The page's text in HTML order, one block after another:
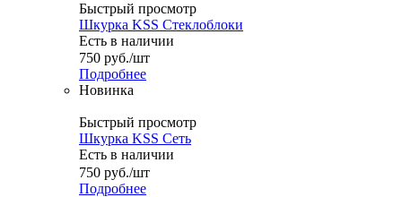
Быстрый просмотр
Шкурка KSS Стеклоблоки
Есть в наличии
750 руб./шт
Подробнее
Новинка
Быстрый просмотр
Шкурка KSS Сеть
Есть в наличии
750 руб./шт
Подробнее